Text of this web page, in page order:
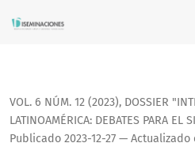
Ser cochimí: identidad étnica
VOL. 6 NÚM. 12 (2023), DOSSIER
LATINOAMÉRICA: DEBATES PARA EL
Publicado 2023-12-27 — Actualizado